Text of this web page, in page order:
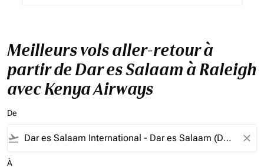
Meilleurs vols aller-retour à
partir de Dar es Salaam à Raleigh
avec Kenya Airways
De
flight_takeoff close
À